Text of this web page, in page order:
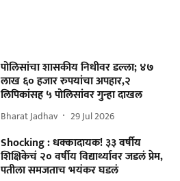
पोलिसांचा शासकीय निधीवर डल्ला; ४७
लाख ६० हजार रुपयांचा अपहार,२
लिपिकांसह ५ पोलिसांवर गुन्हा दाखल
Bharat Jadhav 29 Jul 2026
Shocking : धक्कादायक! ३३ वर्षीय
शिक्षिकेचं २० वर्षीय विद्यार्थ्यावर जडलं प्रेम,
पतीला समजताच भयंकर घडलं